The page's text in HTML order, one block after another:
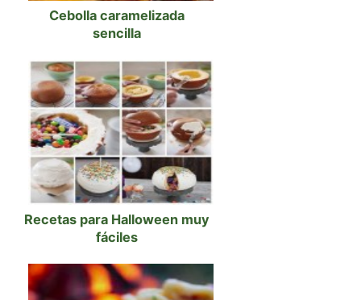
Cebolla caramelizada
sencilla
Recetas para Halloween muy
fáciles